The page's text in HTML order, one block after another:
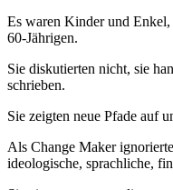
Es waren Kinder und
60-Jährigen.
Sie diskutierten nicht, sie
schrieben.
Sie zeigten neue Pfade auf
Als Change Maker
ideologische, sprachliche,